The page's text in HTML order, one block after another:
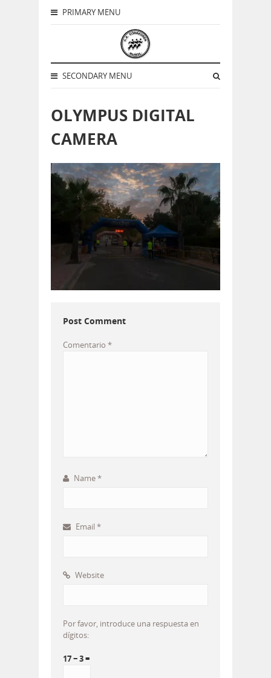
PRIMARY MENU
SECONDARY MENU
OLYMPUS DIGITAL
CAMERA
Post Comment
Comentario *
Name*
Email *
Website
Por favor, introduce una respuesta en
dígitos:
17 − 3 =